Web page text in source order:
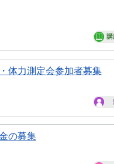
体力測定会参加者募集
の募集